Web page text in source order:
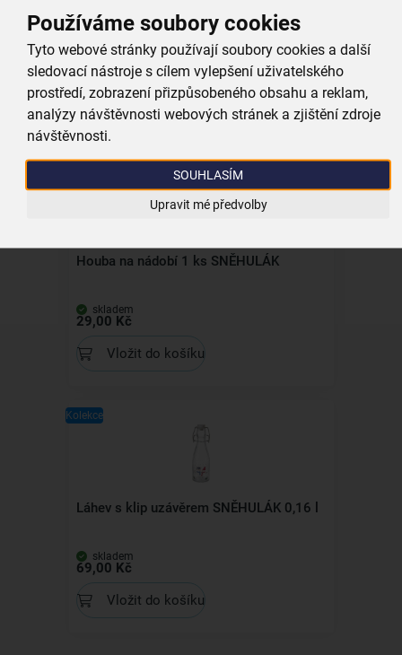
Používáme soubory cookies
Tyto webové stránky používají soubory cookies a další
sledovací nástroje s cílem vylepšení uživatelského
prostředí, zobrazení přizpůsobeného obsahu a reklam,
analýzy návštěvnosti webových stránek a zjištění zdroje
návštěvnosti.
SOUHLASÍM
Upravit mé předvolby
Dárková taška SNĚHULÁK 26x12,5x32
cm
skladem
35,00 Kč
Vložit do košíku
Houba na nádobí 1 ks SNĚHULÁK
skladem
29,00 Kč
Vložit do košíku
Kolekce
Láhev s klip uzávěrem SNĚHULÁK 0,16 l
skladem
69,00 Kč
Vložit do košíku